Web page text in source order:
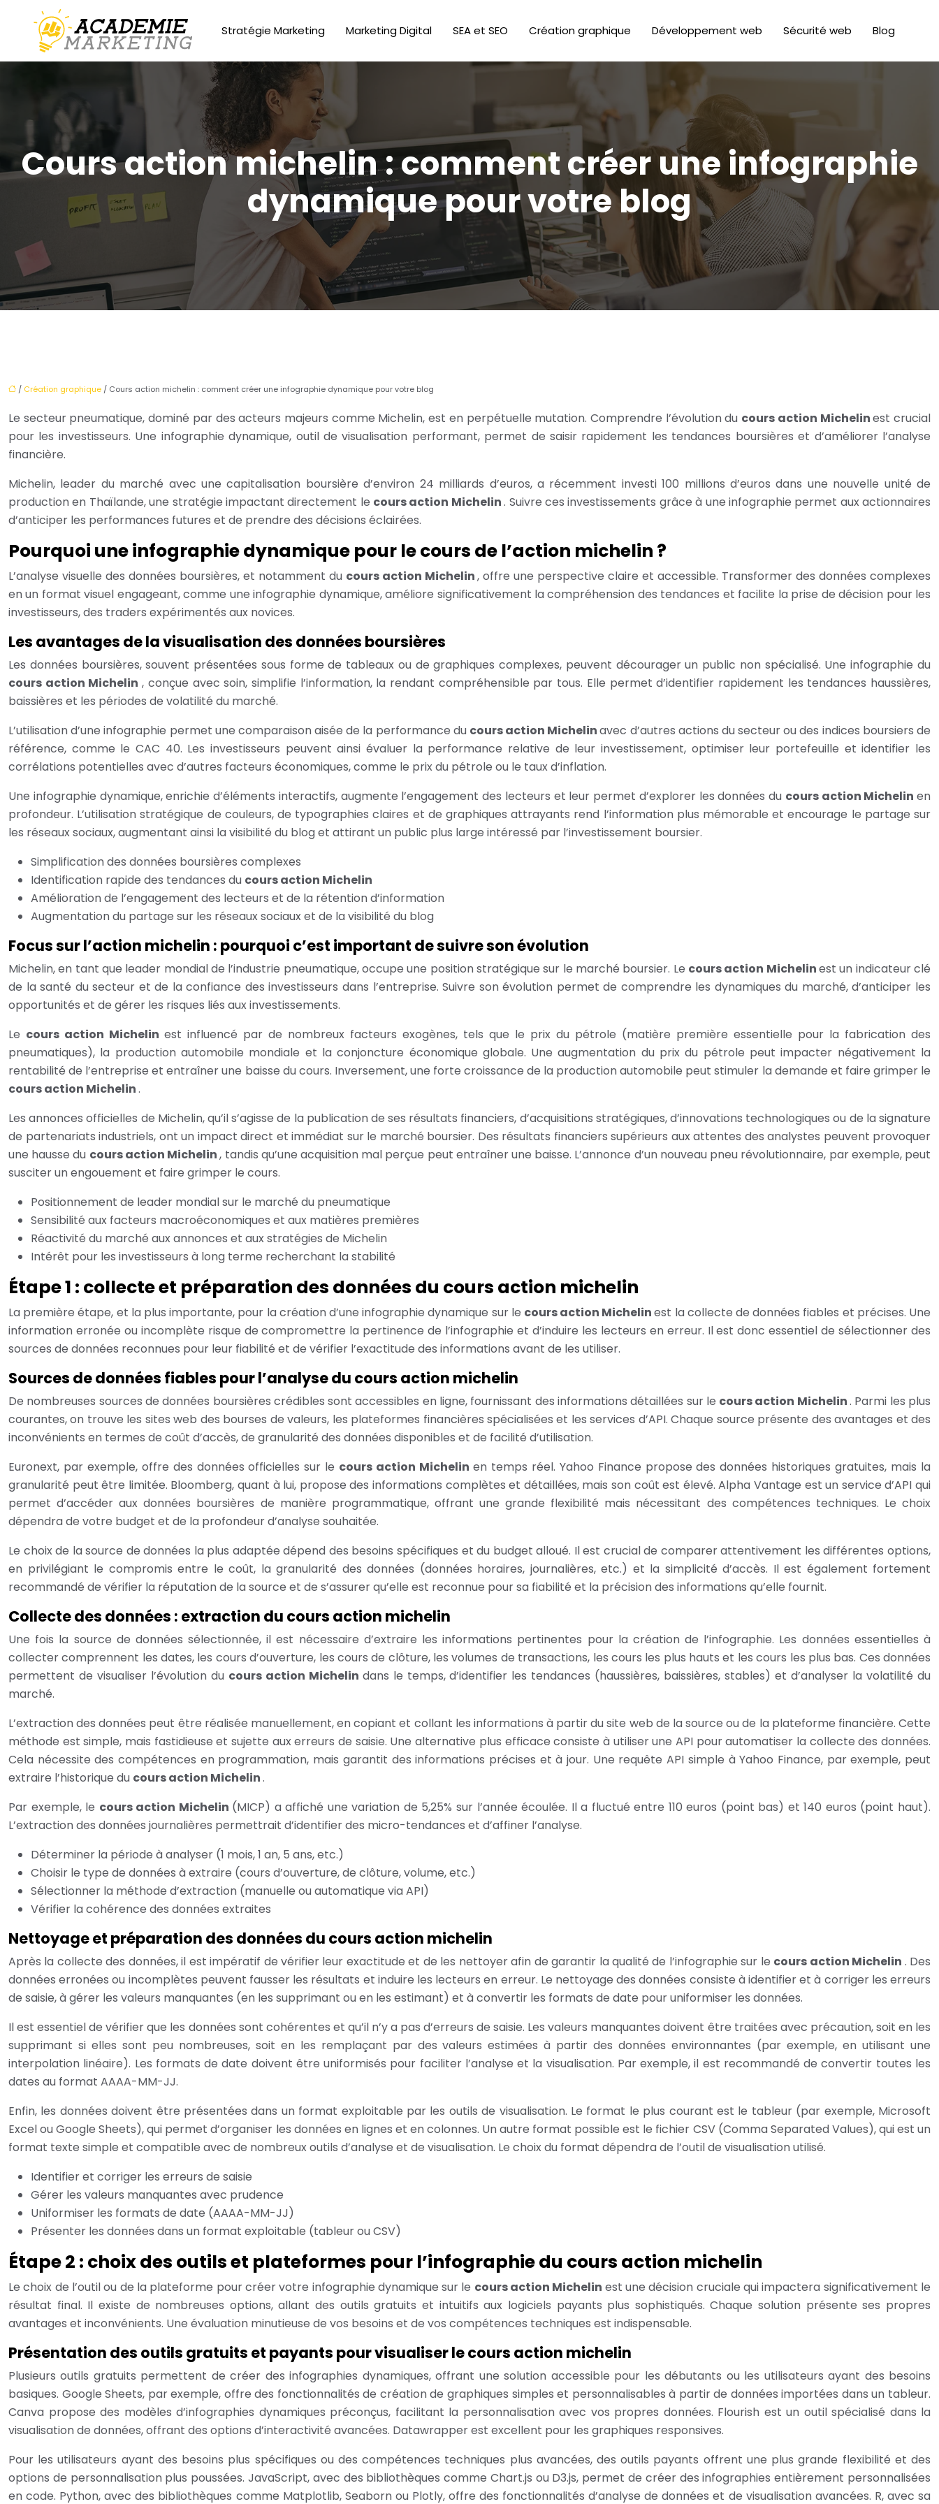
Stratégie Marketing Marketing Digital SEA et SEO Création graphique Développement web Sécurité web Blog
Cours action michelin : comment créer une infographie
dynamique pour votre blog
/ Création graphique / Cours action michelin : comment créer une infographie dynamique pour votre blog
Le secteur pneumatique, dominé par des acteurs majeurs comme Michelin, est en perpétuelle mutation. Comprendre l’évolution du cours action Michelinest crucial
pour les investisseurs. Une infographie dynamique, outil de visualisation performant, permet de saisir rapidement les tendances boursières et d’améliorer l’analyse
financière.
Michelin, leader du marché avec une capitalisation boursière d’environ 24 milliards d’euros, a récemment investi 100 millions d’euros dans une nouvelle unité de
production en Thaïlande, une stratégie impactant directement le cours action Michelin. Suivre ces investissements grâce à une infographie permet aux actionnaires
d’anticiper les performances futures et de prendre des décisions éclairées.
Pourquoi une infographie dynamique pour le cours de l’action michelin ?
L’analyse visuelle des données boursières, et notamment du cours action Michelin, offre une perspective claire et accessible. Transformer des données complexes
en un format visuel engageant, comme une infographie dynamique, améliore significativement la compréhension des tendances et facilite la prise de décision pour les
investisseurs, des traders expérimentés aux novices.
Les avantages de la visualisation des données boursières
Les données boursières, souvent présentées sous forme de tableaux ou de graphiques complexes, peuvent décourager un public non spécialisé. Une infographie du
cours action Michelin, conçue avec soin, simplifie l’information, la rendant compréhensible par tous. Elle permet d’identifier rapidement les tendances haussières,
baissières et les périodes de volatilité du marché.
L’utilisation d’une infographie permet une comparaison aisée de la performance du cours action Michelinavec d’autres actions du secteur ou des indices boursiers de
référence, comme le CAC 40. Les investisseurs peuvent ainsi évaluer la performance relative de leur investissement, optimiser leur portefeuille et identifier les
corrélations potentielles avec d’autres facteurs économiques, comme le prix du pétrole ou le taux d’inflation.
Une infographie dynamique, enrichie d’éléments interactifs, augmente l’engagement des lecteurs et leur permet d’explorer les données du cours action Michelin en
profondeur. L’utilisation stratégique de couleurs, de typographies claires et de graphiques attrayants rend l’information plus mémorable et encourage le partage sur
les réseaux sociaux, augmentant ainsi la visibilité du blog et attirant un public plus large intéressé par l’investissement boursier.
Simplification des données boursières complexes
Identification rapide des tendances du cours action Michelin
Amélioration de l’engagement des lecteurs et de la rétention d’information
Augmentation du partage sur les réseaux sociaux et de la visibilité du blog
Focus sur l’action michelin : pourquoi c’est important de suivre son évolution
Michelin, en tant que leader mondial de l’industrie pneumatique, occupe une position stratégique sur le marché boursier. Le cours action Michelinest un indicateur clé
de la santé du secteur et de la confiance des investisseurs dans l’entreprise. Suivre son évolution permet de comprendre les dynamiques du marché, d’anticiper les
opportunités et de gérer les risques liés aux investissements.
Le cours action Michelin est influencé par de nombreux facteurs exogènes, tels que le prix du pétrole (matière première essentielle pour la fabrication des
pneumatiques), la production automobile mondiale et la conjoncture économique globale. Une augmentation du prix du pétrole peut impacter négativement la
rentabilité de l’entreprise et entraîner une baisse du cours. Inversement, une forte croissance de la production automobile peut stimuler la demande et faire grimper le
cours action Michelin.
Les annonces officielles de Michelin, qu’il s’agisse de la publication de ses résultats financiers, d’acquisitions stratégiques, d’innovations technologiques ou de la signature
de partenariats industriels, ont un impact direct et immédiat sur le marché boursier. Des résultats financiers supérieurs aux attentes des analystes peuvent provoquer
une hausse du cours action Michelin, tandis qu’une acquisition mal perçue peut entraîner une baisse. L’annonce d’un nouveau pneu révolutionnaire, par exemple, peut
susciter un engouement et faire grimper le cours.
Positionnement de leader mondial sur le marché du pneumatique
Sensibilité aux facteurs macroéconomiques et aux matières premières
Réactivité du marché aux annonces et aux stratégies de Michelin
Intérêt pour les investisseurs à long terme recherchant la stabilité
Étape 1 : collecte et préparation des données du cours action michelin
La première étape, et la plus importante, pour la création d’une infographie dynamique sur le cours action Michelinest la collecte de données fiables et précises. Une
information erronée ou incomplète risque de compromettre la pertinence de l’infographie et d’induire les lecteurs en erreur. Il est donc essentiel de sélectionner des
sources de données reconnues pour leur fiabilité et de vérifier l’exactitude des informations avant de les utiliser.
Sources de données fiables pour l’analyse du cours action michelin
De nombreuses sources de données boursières crédibles sont accessibles en ligne, fournissant des informations détaillées sur le cours action Michelin. Parmi les plus
courantes, on trouve les sites web des bourses de valeurs, les plateformes financières spécialisées et les services d’API. Chaque source présente des avantages et des
inconvénients en termes de coût d’accès, de granularité des données disponibles et de facilité d’utilisation.
Euronext, par exemple, offre des données officielles sur le cours action Michelin en temps réel. Yahoo Finance propose des données historiques gratuites, mais la
granularité peut être limitée. Bloomberg, quant à lui, propose des informations complètes et détaillées, mais son coût est élevé. Alpha Vantage est un service d’API qui
permet d’accéder aux données boursières de manière programmatique, offrant une grande flexibilité mais nécessitant des compétences techniques. Le choix
dépendra de votre budget et de la profondeur d’analyse souhaitée.
Le choix de la source de données la plus adaptée dépend des besoins spécifiques et du budget alloué. Il est crucial de comparer attentivement les différentes options,
en privilégiant le compromis entre le coût, la granularité des données (données horaires, journalières, etc.) et la simplicité d’accès. Il est également fortement
recommandé de vérifier la réputation de la source et de s’assurer qu’elle est reconnue pour sa fiabilité et la précision des informations qu’elle fournit.
Collecte des données : extraction du cours action michelin
Une fois la source de données sélectionnée, il est nécessaire d’extraire les informations pertinentes pour la création de l’infographie. Les données essentielles à
collecter comprennent les dates, les cours d’ouverture, les cours de clôture, les volumes de transactions, les cours les plus hauts et les cours les plus bas. Ces données
permettent de visualiser l’évolution du cours action Michelin dans le temps, d’identifier les tendances (haussières, baissières, stables) et d’analyser la volatilité du
marché.
L’extraction des données peut être réalisée manuellement, en copiant et collant les informations à partir du site web de la source ou de la plateforme financière. Cette
méthode est simple, mais fastidieuse et sujette aux erreurs de saisie. Une alternative plus efficace consiste à utiliser une API pour automatiser la collecte des données.
Cela nécessite des compétences en programmation, mais garantit des informations précises et à jour. Une requête API simple à Yahoo Finance, par exemple, peut
extraire l’historique du cours action Michelin.
Par exemple, le cours action Michelin (MICP) a affiché une variation de 5,25% sur l’année écoulée. Il a fluctué entre 110 euros (point bas) et 140 euros (point haut).
L’extraction des données journalières permettrait d’identifier des micro-tendances et d’affiner l’analyse.
Déterminer la période à analyser (1 mois, 1 an, 5 ans, etc.)
Choisir le type de données à extraire (cours d’ouverture, de clôture, volume, etc.)
Sélectionner la méthode d’extraction (manuelle ou automatique via API)
Vérifier la cohérence des données extraites
Nettoyage et préparation des données du cours action michelin
Après la collecte des données, il est impératif de vérifier leur exactitude et de les nettoyer afin de garantir la qualité de l’infographie sur le cours action Michelin . Des
données erronées ou incomplètes peuvent fausser les résultats et induire les lecteurs en erreur. Le nettoyage des données consiste à identifier et à corriger les erreurs
de saisie, à gérer les valeurs manquantes (en les supprimant ou en les estimant) et à convertir les formats de date pour uniformiser les données.
Il est essentiel de vérifier que les données sont cohérentes et qu’il n’y a pas d’erreurs de saisie. Les valeurs manquantes doivent être traitées avec précaution, soit en les
supprimant si elles sont peu nombreuses, soit en les remplaçant par des valeurs estimées à partir des données environnantes (par exemple, en utilisant une
interpolation linéaire). Les formats de date doivent être uniformisés pour faciliter l’analyse et la visualisation. Par exemple, il est recommandé de convertir toutes les
dates au format AAAA-MM-JJ.
Enfin, les données doivent être présentées dans un format exploitable par les outils de visualisation. Le format le plus courant est le tableur (par exemple, Microsoft
Excel ou Google Sheets), qui permet d’organiser les données en lignes et en colonnes. Un autre format possible est le fichier CSV (Comma Separated Values), qui est un
format texte simple et compatible avec de nombreux outils d’analyse et de visualisation. Le choix du format dépendra de l’outil de visualisation utilisé.
Identifier et corriger les erreurs de saisie
Gérer les valeurs manquantes avec prudence
Uniformiser les formats de date (AAAA-MM-JJ)
Présenter les données dans un format exploitable (tableur ou CSV)
Étape 2 : choix des outils et plateformes pour l’infographie du cours action michelin
Le choix de l’outil ou de la plateforme pour créer votre infographie dynamique sur le cours action Michelin est une décision cruciale qui impactera significativement le
résultat final. Il existe de nombreuses options, allant des outils gratuits et intuitifs aux logiciels payants plus sophistiqués. Chaque solution présente ses propres
avantages et inconvénients. Une évaluation minutieuse de vos besoins et de vos compétences techniques est indispensable.
Présentation des outils gratuits et payants pour visualiser le cours action michelin
Plusieurs outils gratuits permettent de créer des infographies dynamiques, offrant une solution accessible pour les débutants ou les utilisateurs ayant des besoins
basiques. Google Sheets, par exemple, offre des fonctionnalités de création de graphiques simples et personnalisables à partir de données importées dans un tableur.
Canva propose des modèles d’infographies dynamiques préconçus, facilitant la personnalisation avec vos propres données. Flourish est un outil spécialisé dans la
visualisation de données, offrant des options d’interactivité avancées. Datawrapper est excellent pour les graphiques responsives.
Pour les utilisateurs ayant des besoins plus spécifiques ou des compétences techniques plus avancées, des outils payants offrent une plus grande flexibilité et des
options de personnalisation plus poussées. JavaScript, avec des bibliothèques comme Chart.js ou D3.js, permet de créer des infographies entièrement personnalisées
en code. Python, avec des bibliothèques comme Matplotlib, Seaborn ou Plotly, offre des fonctionnalités d’analyse de données et de visualisation avancées. R, avec sa